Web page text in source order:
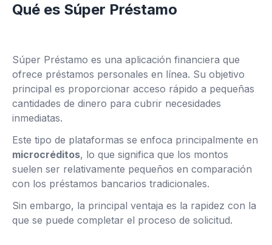
Qué es Súper Préstamo
Súper Préstamo es una aplicación financiera que
ofrece préstamos personales en línea. Su objetivo
principal es proporcionar acceso rápido a pequeñas
cantidades de dinero para cubrir necesidades
inmediatas.
Este tipo de plataformas se enfoca principalmente en
microcréditos, lo que significa que los montos
suelen ser relativamente pequeños en comparación
con los préstamos bancarios tradicionales.
Sin embargo, la principal ventaja es la rapidez con la
que se puede completar el proceso de solicitud.